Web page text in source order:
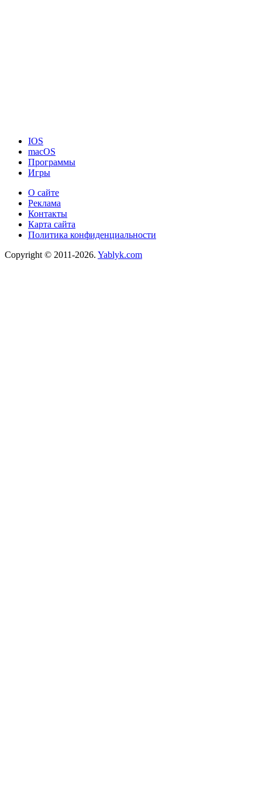
IOS
macOS
Программы
Игры
О сайте
Реклама
Контакты
Карта сайта
Политика конфиденциальности
Copyright © 2011-2026. Yablyk.сom